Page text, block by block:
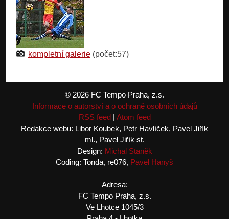
kompletní galerie (počet:57)
© 2026 FC Tempo Praha, z.s.
Informace o autorství a o ochraně osobních údajů
RSS feed| Atom feed
Redakce webu: Libor Koubek, Petr Havlíček, Pavel Jiřík
ml., Pavel Jiřík st.
Design: Michal Staněk
Coding: Tonda, re076, Pavel Hanyš
Adresa:
FC Tempo Praha, z.s.
Ve Lhotce 1045/3